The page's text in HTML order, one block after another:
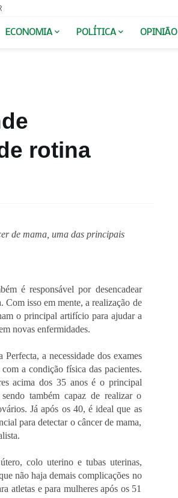
ECONOMIA POLÍTICA OPINIÃO
rotina
de mama, uma das principais
é responsável por desencadear
Com isso em mente, a realização de
o principal artifício para ajudar a
novas enfermidades.
a necessidade dos exames
a condição física das pacientes.
acima dos 35 anos é o principal
também capaz de realizar o
Já após os 40, é ideal que as
para detectar o câncer de mama,
colo uterino e tubas uterinas,
não haja demais complicações no
atletas e para mulheres após os 51